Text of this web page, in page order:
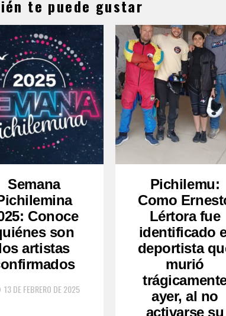
te puede gustar
Semana
Conoce
son
artistas
13 DE FEBRERO DE 2025
Pichilemu:
Como
Lértora fue
identificado
deportista
murió
ayer, al no
activarse su